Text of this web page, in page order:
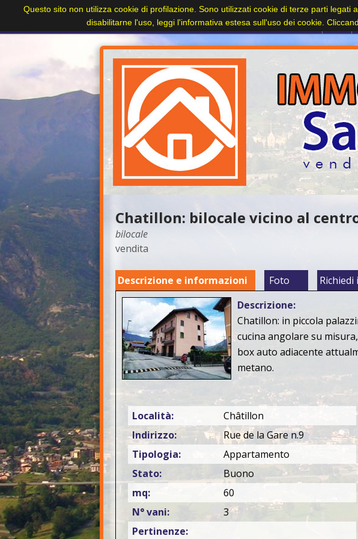
Home
+
Paesi Immobili Cerca immobile Contatti
Chatillon: bilocale vicino al
bilocale
vendita
Descrizione e informazioni Foto
Descrizione:
Chatillon: in piccola
cucina angolare su
box auto adiacente
metano.
Località:
Châtillon
Indirizzo:
Rue de la Gare n.9
Tipologia:
Appartamento
Stato:
Buono
mq:
60
N° vani:
3
Pertinenze:
Questo sito non utilizza cookie di profilazione. Sono utilizzati cookie di terze parti
disabilitarne l'uso, leggi l'informativa estesa sull'uso dei cookie.